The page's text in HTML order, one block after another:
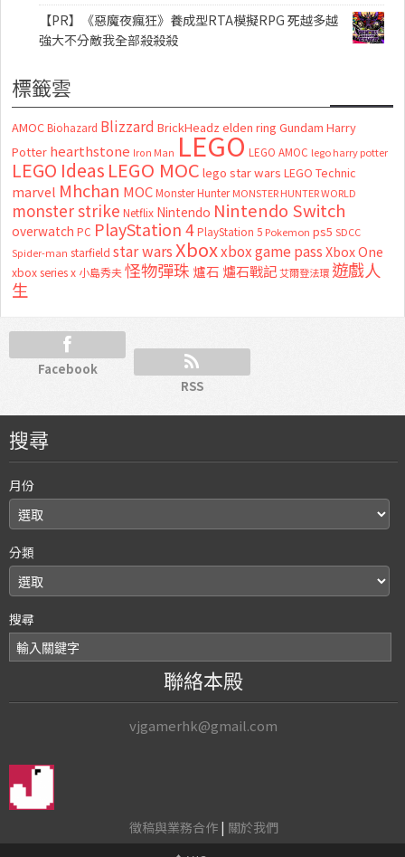
【PR】《惡魔夜瘋狂》養成型RTA模擬RPG 死越多越
強大不分敵我全部殺殺殺
標籤雲
AMOC Biohazard Blizzard BrickHeadz elden ring Gundam Harry
Potter hearthstone Iron Man LEGO LEGO AMOC lego harry potter
LEGO Ideas LEGO MOC lego star wars LEGO Technic
marvel Mhchan MOC Monster Hunter MONSTER HUNTER WORLD
monster strike Netflix Nintendo Nintendo Switch
overwatch PC PlayStation 4 PlayStation 5 Pokemon ps5 SDCC
Spider-man starfield star wars Xboxxbox game passXbox One
xbox series x 小島秀夫怪物彈珠 爐石 爐石戰記艾爾登法環 遊戲人
生
Facebook
RSS
搜尋
月份
分類
搜尋
聯絡本殿
vjgamerhk@gmail.com
徵稿與業務合作| 關於我們